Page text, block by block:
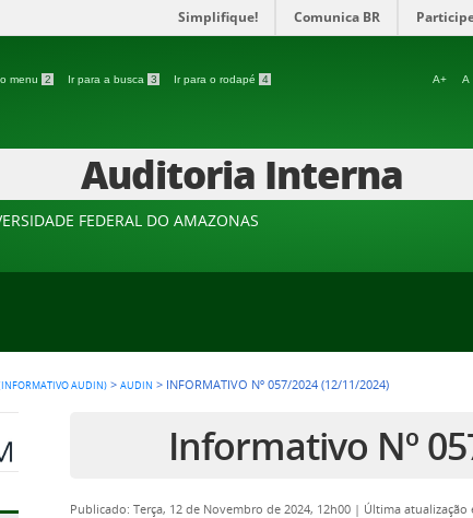
Simplifique! Comunica BR
menu 2 Ir para a busca 3 Ir para o rodapé 4 A+ A
Auditoria Interna
FEDERAL DO AMAZONAS
AUDIN) > AUDIN > INFORMATIVO Nº 057/2024 (12/11/2024)
Informativo Nº
Publicado: Terça, 12 de Novembro de 2024, 12h00 | Última atualização